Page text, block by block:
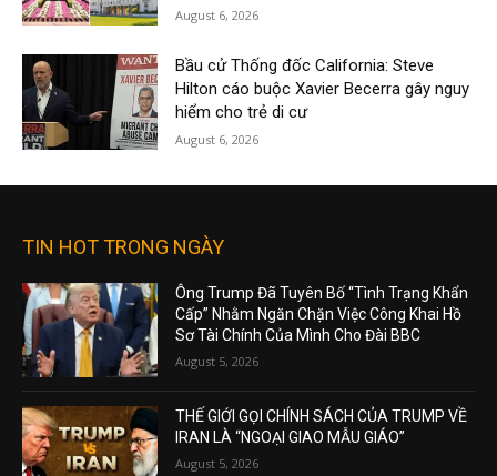
August 6, 2026
Bầu cử Thống đốc California: Steve
Hilton cáo buộc Xavier Becerra gây nguy
hiểm cho trẻ di cư
August 6, 2026
TIN HOT TRONG NGÀY
Ông Trump Đã Tuyên Bố “Tình Trạng Khẩn
Cấp” Nhằm Ngăn Chặn Việc Công Khai Hồ
Sơ Tài Chính Của Mình Cho Đài BBC
August 5, 2026
THẾ GIỚI GỌI CHÍNH SÁCH CỦA TRUMP VỀ
IRAN LÀ “NGOẠI GIAO MẪU GIÁO”
August 5, 2026